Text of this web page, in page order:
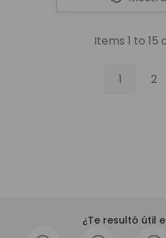
Items 1 to 15
1 2
¿Te resultó útil